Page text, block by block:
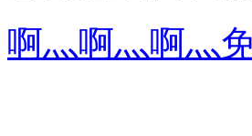
啊灬啊灬啊灬